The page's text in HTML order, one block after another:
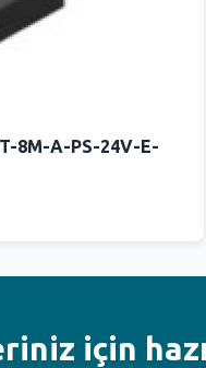
8M-A-PS-24V-E-
için